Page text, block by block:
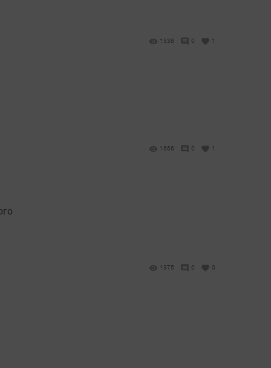
1538 0 1
1666 0 1
1375 0 0